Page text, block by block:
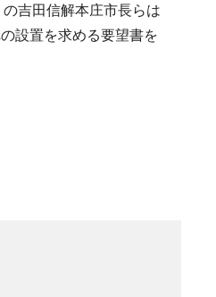
吉田信解本庄市長らは
設置を求める要望書を